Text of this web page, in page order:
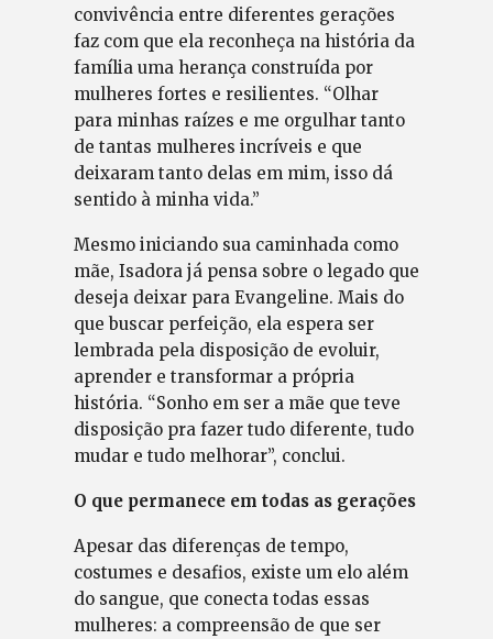
convivência entre diferentes gerações
faz com que ela reconheça na história da
família uma herança construída por
mulheres fortes e resilientes. “Olhar
para minhas raízes e me orgulhar tanto
de tantas mulheres incríveis e que
deixaram tanto delas em mim, isso dá
sentido à minha vida.”
Mesmo iniciando sua caminhada como
mãe, Isadora já pensa sobre o legado que
deseja deixar para Evangeline. Mais do
que buscar perfeição, ela espera ser
lembrada pela disposição de evoluir,
aprender e transformar a própria
história. “Sonho em ser a mãe que teve
disposição pra fazer tudo diferente, tudo
mudar e tudo melhorar”, conclui.
O que permanece em todas as gerações
Apesar das diferenças de tempo,
costumes e desafios, existe um elo além
do sangue, que conecta todas essas
mulheres: a compreensão de que ser